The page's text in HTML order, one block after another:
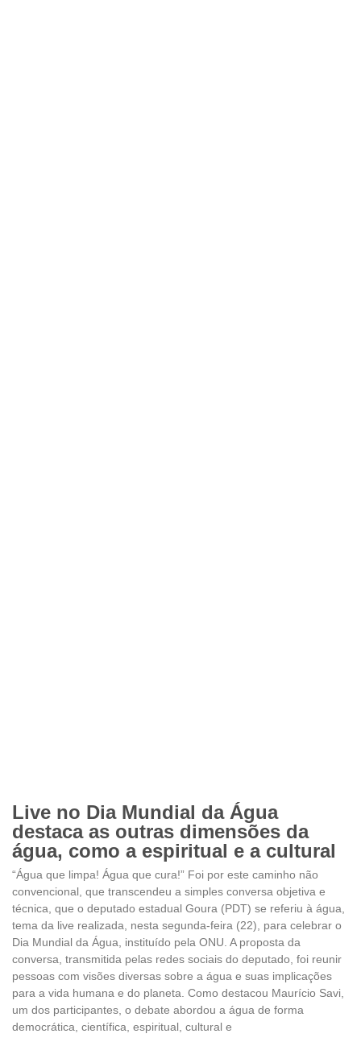
Live no Dia Mundial da Água
destaca as outras dimensões da
água, como a espiritual e a cultural
“Água que limpa! Água que cura!” Foi por este caminho não
convencional, que transcendeu a simples conversa objetiva e
técnica, que o deputado estadual Goura (PDT) se referiu à água,
tema da live realizada, nesta segunda-feira (22), para celebrar o
Dia Mundial da Água, instituído pela ONU. A proposta da
conversa, transmitida pelas redes sociais do deputado, foi reunir
pessoas com visões diversas sobre a água e suas implicações
para a vida humana e do planeta. Como destacou Maurício Savi,
um dos participantes, o debate abordou a água de forma
democrática, científica, espiritual, cultural e